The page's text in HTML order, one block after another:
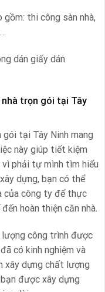
thi công sàn nhà,
dán giấy dán
trọn gói tại Tây
tại Tây Ninh mang
này giúp tiết kiệm
phải tự mình tìm hiểu
dựng, bạn có thể
của công ty để thực
hoàn thiện căn nhà.
công trình được
có kinh nghiệm và
xây dựng chất lượng
được xây dựng